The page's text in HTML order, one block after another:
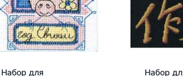
Набор для
Набор